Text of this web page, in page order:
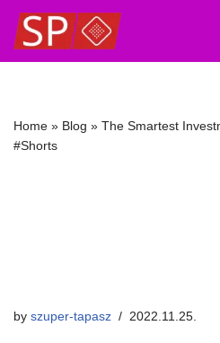
Skip
Home » Blog » The Smartest
#Shorts
by szuper-tapasz 2022.11.25.